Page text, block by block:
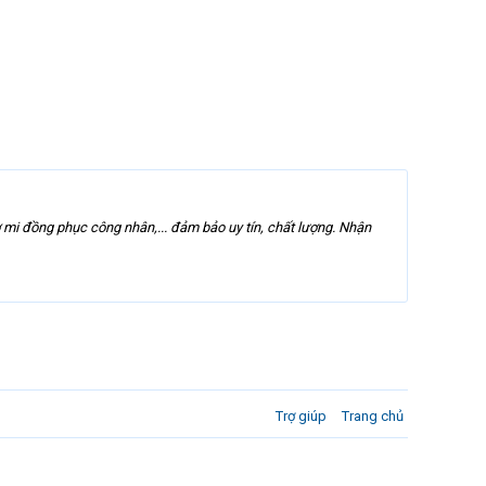
đồng phục công nhân,... đảm bảo uy tín, chất lượng. Nhận
Trợ giúp Trang chủ